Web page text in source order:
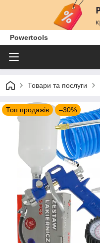
Powertools
Товари та послуги
Топ продажів –30%